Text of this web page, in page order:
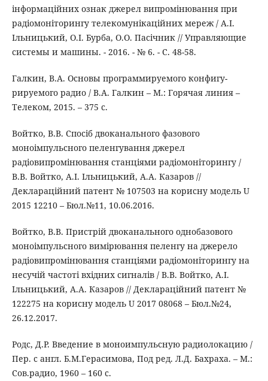
інформаційних ознак джерел випромінювання при
радіомоніторингу телекомунікаційних мереж / А.І.
Ільницький, О.І. Бурба, О.О. Пасічник // Управляющие
системы и машины. - 2016. - № 6. - С. 48-58.
Галкин, В.А. Основы программируемого конфигу-
рируемого радио / В.А. Галкин – М.: Горячая линия –
Телеком, 2015. – 375 с.
Войтко, В.В. Спосіб двоканального фазового
моноімпульсного пеленгування джерел
радіовипромінювання станціями радіомоніторингу /
В.В. Войтко, А.І. Ільницький, А.А. Казаров //
Деклараційний патент № 107503 на корисну модель U
2015 12210 – Бюл.№11, 10.06.2016.
Войтко, В.В. Пристрій двоканального однобазового
моноімпульсного вимірювання пеленгу на джерело
радіовипромінювання станціями радіомоніторингу на
несучій частоті вхідних сигналів / В.В. Войтко, А.І.
Ільницький, А.А. Казаров // Деклараційний патент №
122275 на корисну модель U 2017 08068 – Бюл.№24,
26.12.2017.
Родс, Д.Р. Введение в моноимпульсную радиолокацию /
Пер. с англ. Б.М.Герасимова, Под ред. Л.Д. Бахраха. – М.:
Сов.радио, 1960 – 160 с.